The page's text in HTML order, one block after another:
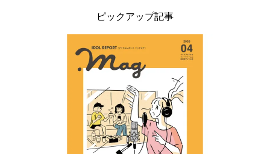
ピックアップ記事